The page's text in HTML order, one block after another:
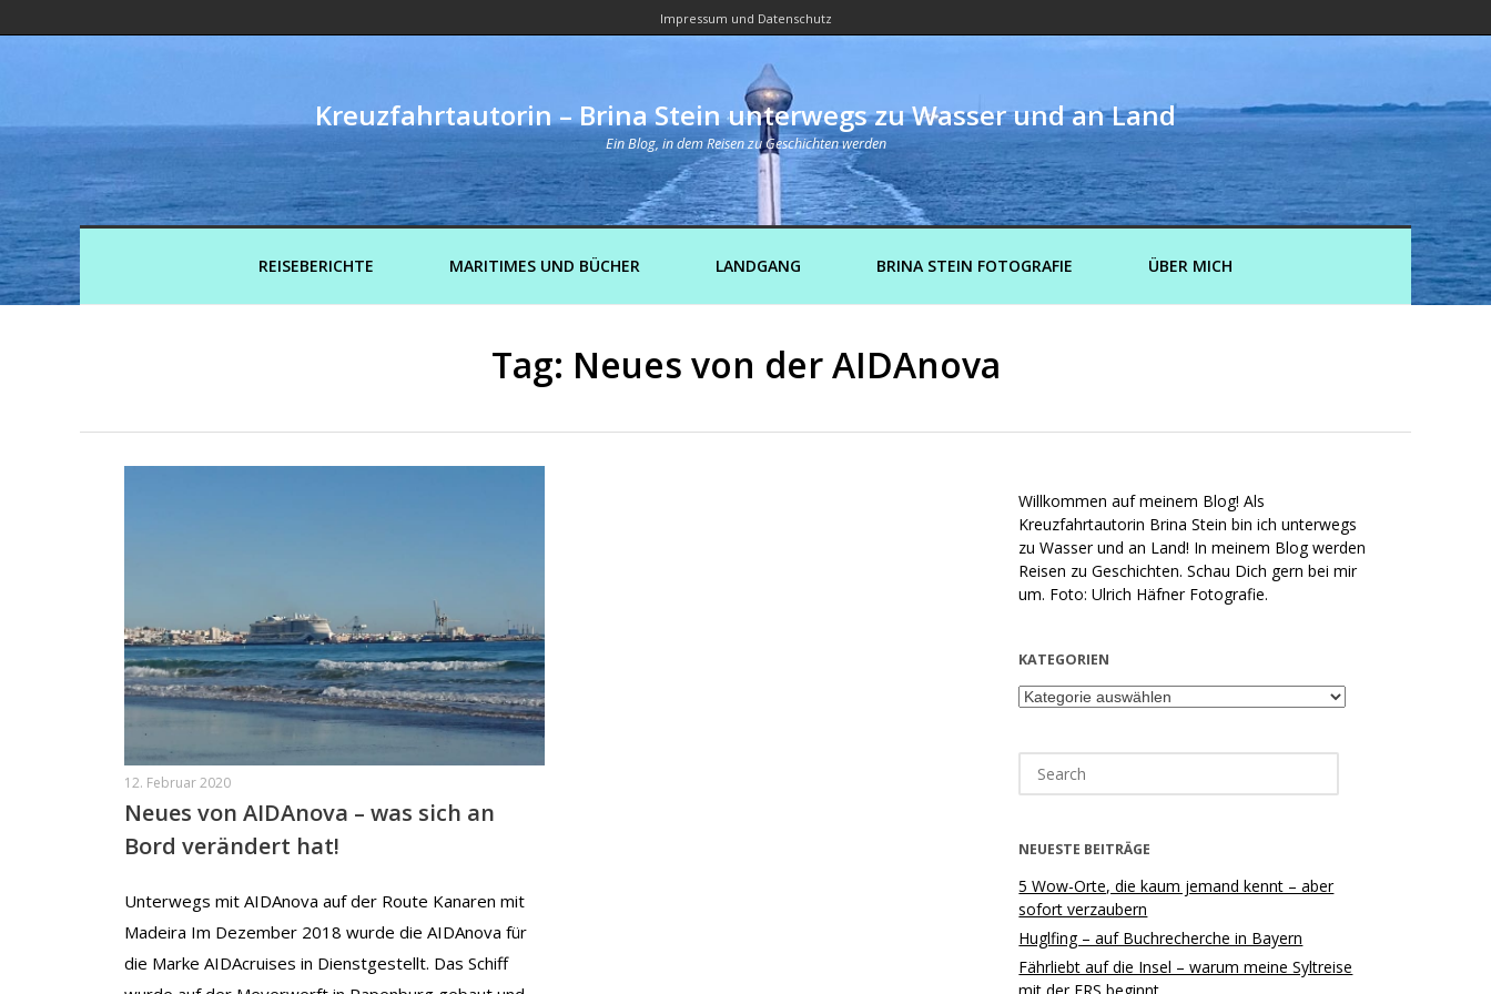
Impressum und Datenschutz
Kreuzfahrtautorin – Brina Stein unterwegs zu Wasser und an Land
Ein Blog, in dem Reisen zu Geschichten werden
REISEBERICHTE MARITIMES UND BÜCHER LANDGANG BRINA STEIN FOTOGRAFIE ÜBER MICH
Tag: Neues von der AIDAnova
12. Februar 2020
Neues von AIDAnova – was sich an
Bord verändert hat!
Unterwegs mit AIDAnova auf der Route Kanaren mit
Madeira Im Dezember 2018 wurde die AIDAnova für
die Marke AIDAcruises in Dienstgestellt. Das Schiff
Willkommen auf meinem Blog! Als
Kreuzfahrtautorin Brina Stein bin ich unterwegs
zu Wasser und an Land! In meinem Blog werden
Reisen zu Geschichten. Schau Dich gern bei mir
um. Foto: Ulrich Häfner Fotografie.
KATEGORIEN
Kategorien
for:
NEUESTE BEITRÄGE
5 Wow-Orte, die kaum jemand kennt – aber
sofort verzaubern
Huglfing – auf Buchrecherche in Bayern
Fährliebt auf die Insel – warum meine Syltreise
mit der FRS beginnt